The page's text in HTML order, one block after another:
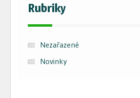
Rubriky
Nezařazené
Novinky